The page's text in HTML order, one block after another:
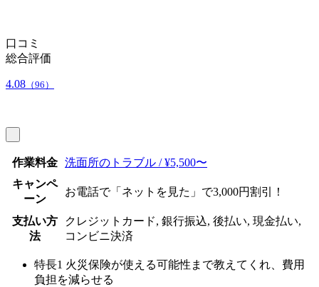
口コミ
総合評価
4.08 （96）
作業料金 洗面所のトラブル / ¥5,500〜
キャンペ
ーン
お電話で「ネットを見た」で3,000円割引！
支払い方
法
クレジットカード, 銀行振込, 後払い, 現金払い,
コンビニ決済
特長1 火災保険が使える可能性まで教えてくれ、費用
負担を減らせる